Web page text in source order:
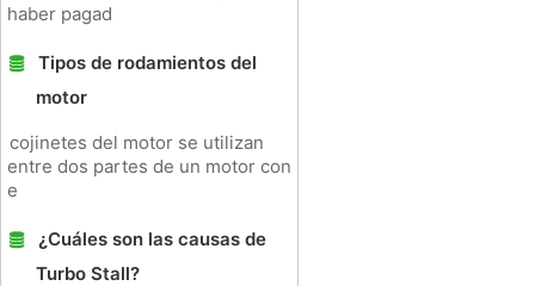
haber pagad
Tipos de rodamientos del
motor
cojinetes del motor se utilizan
entre dos partes de un motor con
e
¿Cuáles son las causas de
Turbo Stall?